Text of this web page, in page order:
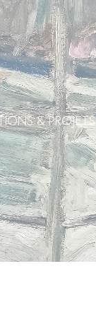
& PROJETS